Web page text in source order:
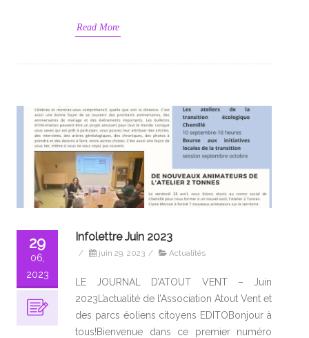
Read More
29
06,
2023
Infolettre Juin 2023
/ juin 29, 2023 / Actualités
LE JOURNAL D’ATOUT VENT – Juin
2023L’actualité de l’Association Atout Vent et
des parcs éoliens citoyens EDITOBonjour à
tous!Bienvenue dans ce premier numéro